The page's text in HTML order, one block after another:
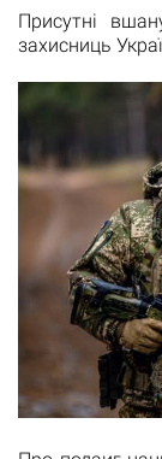
Присутні
захисниць